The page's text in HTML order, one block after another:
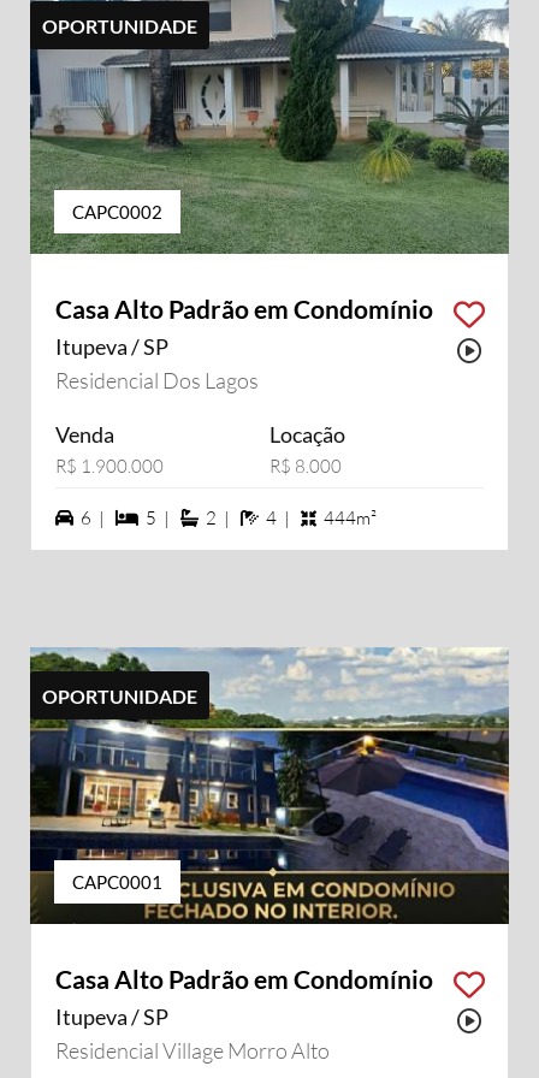
OPORTUNIDADE
CAPC0002
Casa Alto Padrão em Condomínio
Itupeva / SP
Residencial Dos Lagos
Venda
R$ 1.900.000
Locação
R$ 8.000
6 vagas na garagem
6 | 5 dormiórios
5 | 2 suítes
2 | 4 banheiros
4 | 444m²
OPORTUNIDADE
CAPC0001
Casa Alto Padrão em Condomínio
Itupeva / SP
Residencial Village Morro Alto